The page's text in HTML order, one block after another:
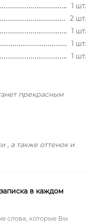
1 шт.
2 шт.
1 шт.
1 шт.
1 шт.
прекрасным
, а также оттенок и
в каждом
слова, которые Вы